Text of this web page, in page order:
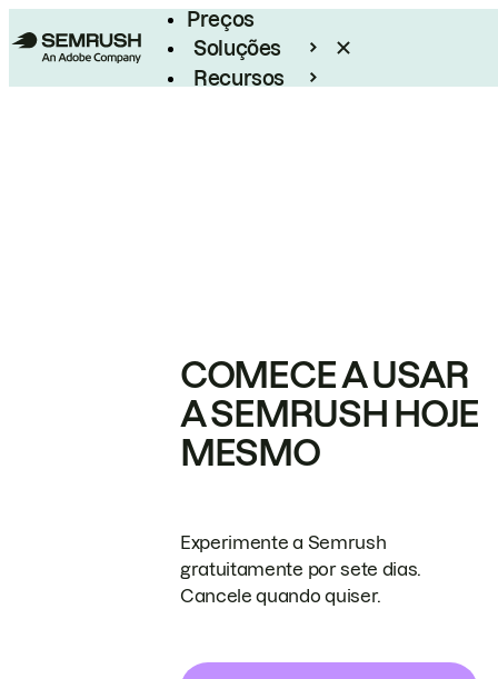
Preços
Soluções
Recursos
COMECE A USAR
A SEMRUSH HOJE
MESMO
Experimente a Semrush
gratuitamente por sete dias.
Cancele quando quiser.